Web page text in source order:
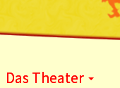
Das Theater